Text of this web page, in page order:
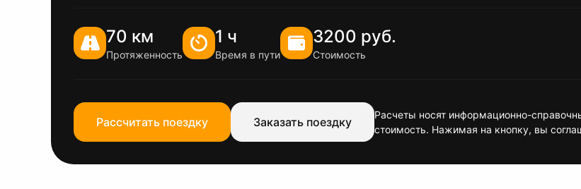
70 км
Протяженность
1 ч
Время в пути
3200 руб.
Стоимость
Рассчитать поездку Заказать поездку
Расчеты носят информационно-
стоимость. Нажимая на кнопку, вы